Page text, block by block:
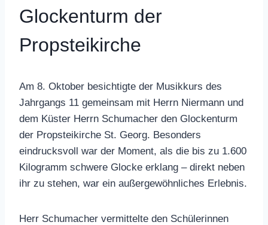
Glockenturm der
Propsteikirche
Am 8. Oktober besichtigte der Musikkurs des
Jahrgangs 11 gemeinsam mit Herrn Niermann und
dem Küster Herrn Schumacher den Glockenturm
der Propsteikirche St. Georg. Besonders
eindrucksvoll war der Moment, als die bis zu 1.600
Kilogramm schwere Glocke erklang – direkt neben
ihr zu stehen, war ein außergewöhnliches Erlebnis.
Herr Schumacher vermittelte den Schülerinnen